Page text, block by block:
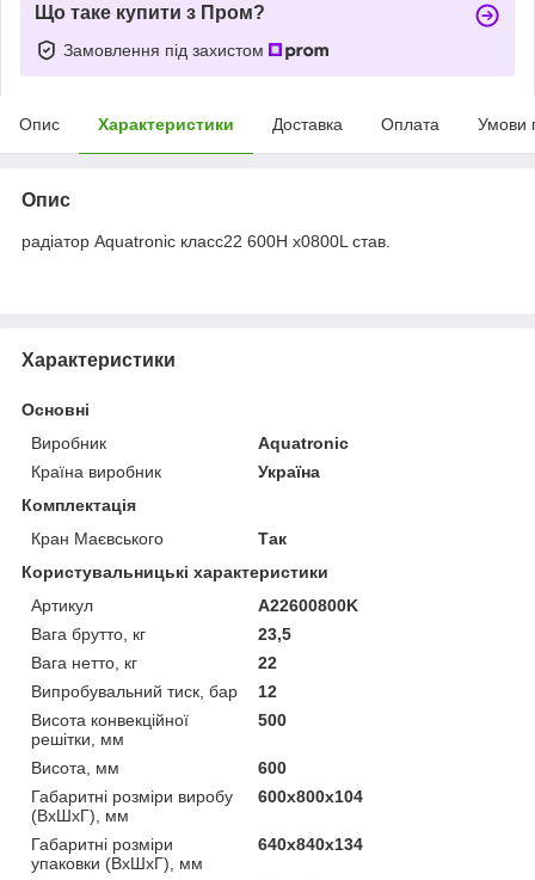
Що таке купити з Пром?
Замовлення під захистом
Опис Характеристики Доставка Оплата Умови
Опис
радіатор Aquatronic класс22 600H x0800L став.
Характеристики
Основні
Виробник
Aquatronic
Країна виробник
Україна
Комплектація
Кран Маєвського
Так
Користувальницькі характеристики
Артикул
A22600800K
Вага брутто, кг
23,5
Вага нетто, кг
22
Випробувальний тиск, бар
12
Висота конвекційної
решітки, мм
500
Висота, мм
600
Габаритні розміри виробу
(ВхШхГ), мм
600х800х104
Габаритні розміри
упаковки (ВхШхГ), мм
640х840х134